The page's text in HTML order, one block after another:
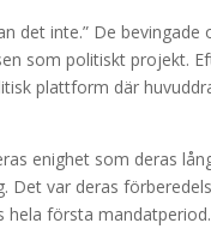
det inte.” De
som politiskt projekt.
plattform där
enighet som deras
Det var deras
första